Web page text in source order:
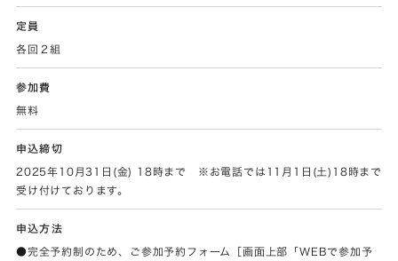
定員
各回２組
参加費
無料
申込締切
2025年10月31日(金) 18時まで ※お電話では11月1日(土)18時まで
受け付けております。
申込方法
●完全予約制のため、ご参加予約フォーム［画面上部「WEBで参加予